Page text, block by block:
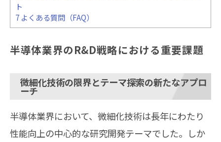
ト
7 よくある質問（FAQ）
半導体業界のR&D戦略における重要課題
微細化技術の限界とテーマ探索の新たなアプロ
ーチ
半導体業界において、微細化技術は長年にわたり
性能向上の中心的な研究開発テーマでした。しか